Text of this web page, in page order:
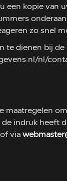
een kopie
zo snel
te dienen bij
nl/
indruk heeft
via